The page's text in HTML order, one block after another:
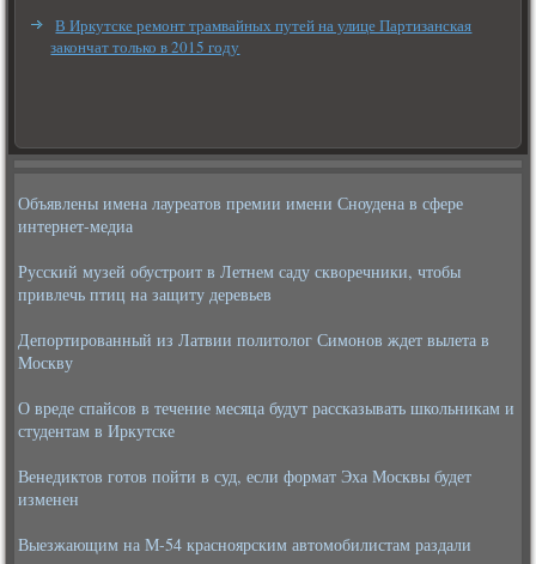
В Иркутске ремонт трамвайных путей на улице Партизанская
закончат только в 2015 году
Объявлены имена лауреатов премии имени Сноудена в сфере
интернет-медиа
Русский музей обустроит в Летнем саду скворечники, чтобы
привлечь птиц на защиту деревьев
Депортированный из Латвии политолог Симонов ждет вылета в
Москву
О вреде спайсов в течение месяца будут рассказывать школьникам и
студентам в Иркутске
Венедиктов готов пойти в суд, если формат Эха Москвы будет
изменен
Выезжающим на М-54 красноярским автомобилистам раздали